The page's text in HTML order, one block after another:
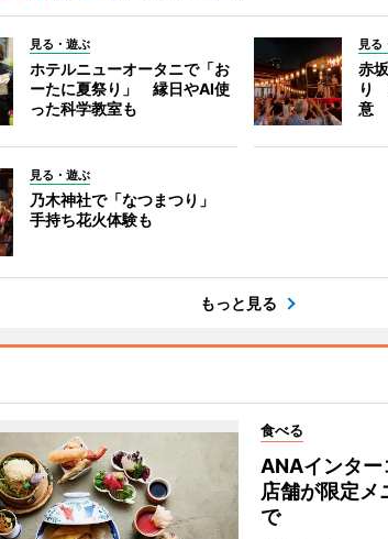
見る・遊ぶ
ホテルニューオータニで「お
ーたに夏祭り」 縁日やAI使
った科学教室も
見る
赤
り
意
見る・遊ぶ
乃木神社で「なつまつり」
手持ち花火体験も
もっと見る
食べる
ANAインタ
店舗が限定
で